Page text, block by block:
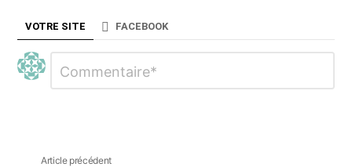
v
i
g
VOTRE SITE FACEBOOK
Laisser
un
commentaire
Article précédent